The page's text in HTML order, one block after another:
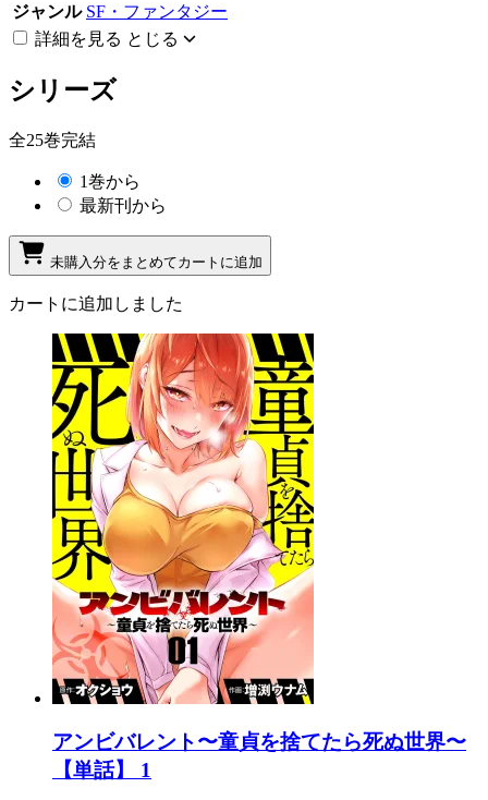
ジャンル SF・ファンタジー
詳細を見る とじる
シリーズ
全25巻完結
1巻から
最新刊から
未購入分をまとめてカートに追加
カートに追加しました
アンビバレント〜童貞を捨てたら死ぬ世界〜
【単話】 1